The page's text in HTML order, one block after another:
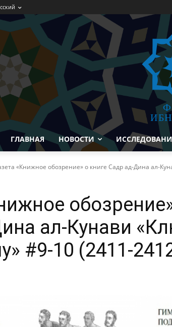
ГЛАВНАЯ НОВОСТИ
«Книжное обозрение» о книге Садр ад-Дина ал-
ал-Кунави
#9-10 (2411-